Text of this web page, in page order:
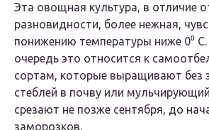
Эта овощная культура, в отличие
разновидности, более нежная,
понижению температуры ниже 0⁰
очередь это относится к
сортам, которые выращивают без
стеблей в почву или
срезают не позже сентября, до
заморозков.